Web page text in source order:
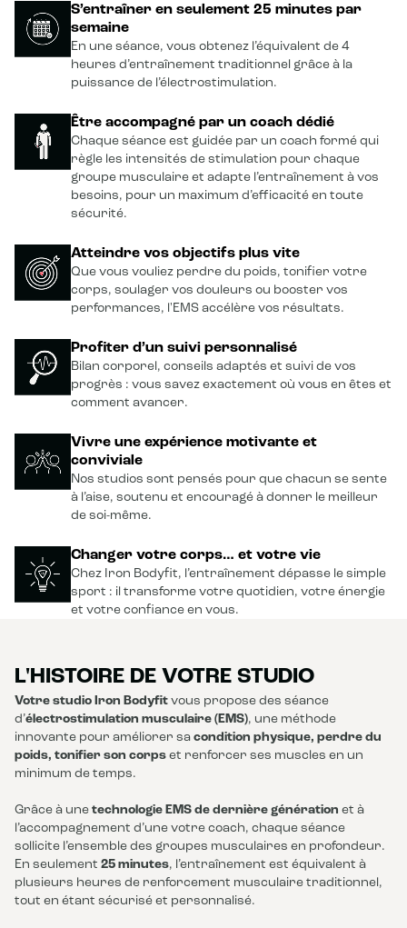
S’entraîner en seulement 25 minutes par
semaine
En une séance, vous obtenez l’équivalent de 4
heures d’entraînement traditionnel grâce à la
puissance de l’électrostimulation.
Être accompagné par un coach dédié
Chaque séance est guidée par un coach formé qui
règle les intensités de stimulation pour chaque
groupe musculaire et adapte l’entraînement à vos
besoins, pour un maximum d’efficacité en toute
sécurité.
Atteindre vos objectifs plus vite
Que vous vouliez perdre du poids, tonifier votre
corps, soulager vos douleurs ou booster vos
performances, l'EMS accélère vos résultats.
Profiter d’un suivi personnalisé
Bilan corporel, conseils adaptés et suivi de vos
progrès : vous savez exactement où vous en êtes et
comment avancer.
Vivre une expérience motivante et
conviviale
Nos studios sont pensés pour que chacun se sente
à l’aise, soutenu et encouragé à donner le meilleur
de soi-même.
Changer votre corps… et votre vie
Chez Iron Bodyfit, l’entraînement dépasse le simple
sport : il transforme votre quotidien, votre énergie
et votre confiance en vous.
L'HISTOIRE DE VOTRE STUDIO
Votre studio Iron Bodyfit vous propose des séance
d’électrostimulation musculaire (EMS), une méthode
innovante pour améliorer sa condition physique, perdre du
poids, tonifier son corps et renforcer ses muscles en un
minimum de temps.
Grâce à une technologie EMS de dernière génération et à
l’accompagnement d’une votre coach, chaque séance
sollicite l’ensemble des groupes musculaires en profondeur.
En seulement 25 minutes, l’entraînement est équivalent à
plusieurs heures de renforcement musculaire traditionnel,
tout en étant sécurisé et personnalisé.